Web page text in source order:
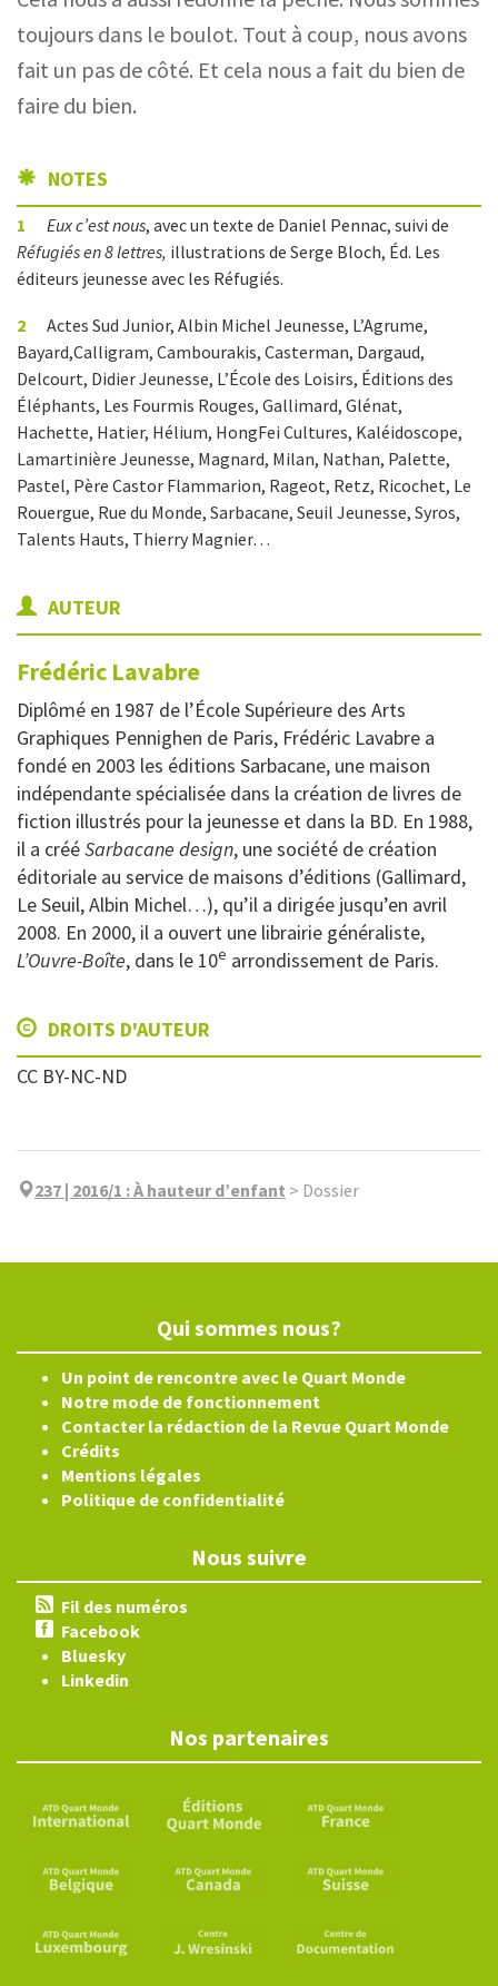
toujours dans le boulot. Tout à coup, nous avons
fait un pas de côté. Et cela nous a fait du bien de
faire du bien.
NOTES
1 Eux c’est nous, avec un texte de Daniel Pennac, suivi de
Réfugiés en 8lettres, illustrations de Serge Bloch, Éd. Les
éditeurs jeunesse avec les Réfugiés.
2
Actes Sud Junior, Albin Michel Jeunesse, L’Agrume,
Bayard,Calligram, Cambourakis, Casterman, Dargaud,
Delcourt, Didier Jeunesse, L’École des Loisirs, Éditions des
Éléphants, Les Fourmis Rouges, Gallimard, Glénat,
Hachette, Hatier, Hélium, HongFei Cultures, Kaléidoscope,
Lamartinière Jeunesse, Magnard, Milan, Nathan, Palette,
Pastel, Père Castor Flammarion, Rageot, Retz, Ricochet, Le
Rouergue, Rue du Monde, Sarbacane, Seuil Jeunesse, Syros,
Talents Hauts, Thierry Magnier…
AUTEUR
Frédéric Lavabre
Diplômé en 1987 de l’École Supérieure des Arts
Graphiques Pennighen de Paris, Frédéric Lavabre a
fondé en 2003 les éditions Sarbacane, une maison
indépendante spécialisée dans la création de livres de
fiction illustrés pour la jeunesse et dans la BD. En 1988,
il a crééSarbacane design, une société de création
éditoriale au service de maisons d’éditions (Gallimard,
Le Seuil, Albin Michel…), qu’il a dirigée jusqu’en avril
2008. En 2000, il a ouvert une librairie généraliste,
L’Ouvre-Boîte, dans le 10e arrondissement de Paris.
DROITS D'AUTEUR
CC BY-NC-ND
237 | 2016/1 :À hauteur d’enfant > Dossier
Qui sommes nous?
Un point de rencontre avec le Quart Monde
Notre mode de fonctionnement
Contacter la rédaction de la Revue Quart Monde
Crédits
Mentions légales
Politique de confidentialité
Nous suivre
Fil des numéros
Facebook
Bluesky
Linkedin
Nos partenaires